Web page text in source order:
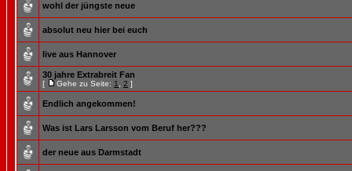
wohl der jüngste neue
absolut neu hier bei euch
live aus Hannover
30 jahre Extrabreit Fan
[ Gehe zu Seite: 1 2 ]
Endlich angekommen!
Was ist Lars Larsson vom Beruf her???
der neue aus Darmstadt